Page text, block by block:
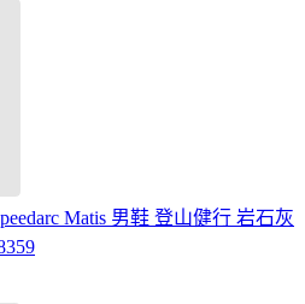
Matis 男鞋 登山健行 岩石灰